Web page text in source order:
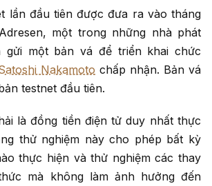
lần đầu tiên được đưa ra vào tháng
một trong những nhà phát
gửi một bản vá để triển khai chức
Nakamoto chấp nhận. Bản vá
testnet đầu tiên.
là đồng tiền điện tử duy nhất thực
thử nghiệm này cho phép bất kỳ
thực hiện và thử nghiệm các thay
mà không làm ảnh hưởng đến